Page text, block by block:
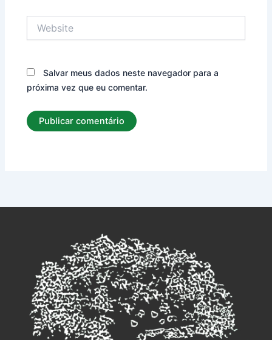
Salvar meus dados neste navegador para a
próxima vez que eu comentar.